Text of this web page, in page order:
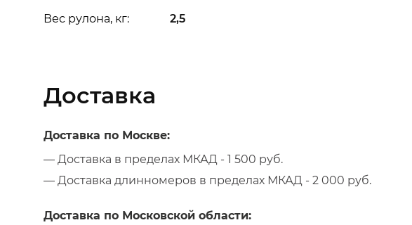
Вес рулона, кг: 2,5
Доставка
Доставка по Москве:
— Доставка в пределах МКАД - 1 500 руб.
— Доставка длинномеров в пределах МКАД - 2 000 руб.
Доставка по Московской области: